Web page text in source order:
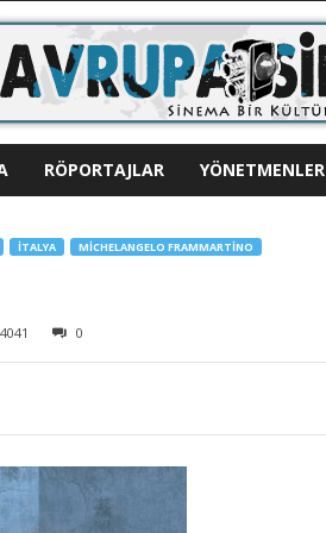
RÖPORTAJLAR YÖNETMENLER
İTALYA MICHELANGELO FRAMMARTINO
4041 0